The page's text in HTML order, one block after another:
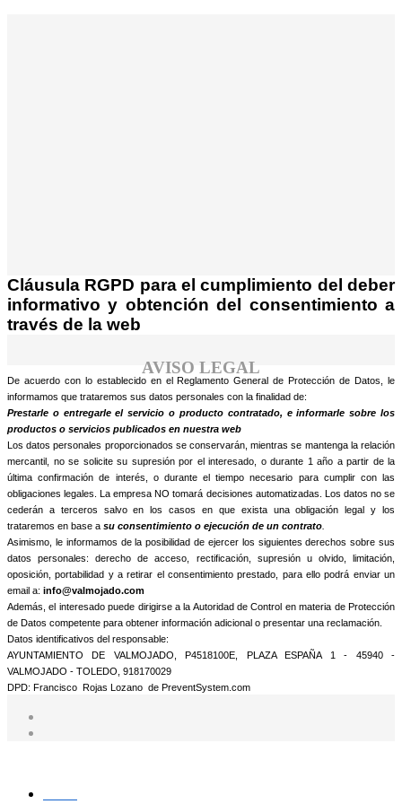
Cláusula RGPD para el cumplimiento del deber
informativo y obtención del consentimiento a
AVISO LEGAL
De acuerdo con lo establecido en el Reglamento General de Protección de Datos, le
informamos que trataremos sus datos personales con la finalidad de:
Prestarle o entregarle el servicio o producto contratado, e informarle sobre los
productos o servicios publicados en nuestra web
Los datos personales proporcionados se conservarán, mientras se mantenga la relación
mercantil, no se solicite su supresión por el interesado, o durante 1 año a partir de la
última confirmación de interés, o durante el tiempo necesario para cumplir con las
obligaciones legales. La empresa NO tomará decisiones automatizadas. Los datos no se
cederán a terceros salvo en los casos en que exista una obligación legal y los
trataremos en base asu consentimiento o ejecución de un contrato .
Asimismo, le informamos de la posibilidad de ejercer los siguientes derechos sobre sus
datos personales: derecho de acceso, rectificación, supresión u olvido, limitación,
oposición, portabilidad y a retirar el consentimiento prestado, para ello podrá enviar un
email a:info@valmojado.com
Además, el interesado puede dirigirse a la Autoridad de Control en materia de Protección
de Datos competente para obtener información adicional o presentar una reclamación.
Datos identificativos del responsable:
AYUNTAMIENTO DE VALMOJADO, P4518100E, PLAZA ESPAÑA 1 - 45940 -